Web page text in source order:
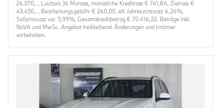
26.070,-, Laufzeit 36 Monate, monatliche Kreditrate € 741,84, Zielrate €
43.450,-, Bearbeitungsgebühr € 260,00, eff. Jahreszinssatz 6,26%,
Sollzinssatz var. 5,99%, Gesamtkreditbetrag € 70.416,22. Beträge inkl.
NoVA und MwSt.. Angebot freibleibend. Änderungen und Irrtümer
vorbehalten.